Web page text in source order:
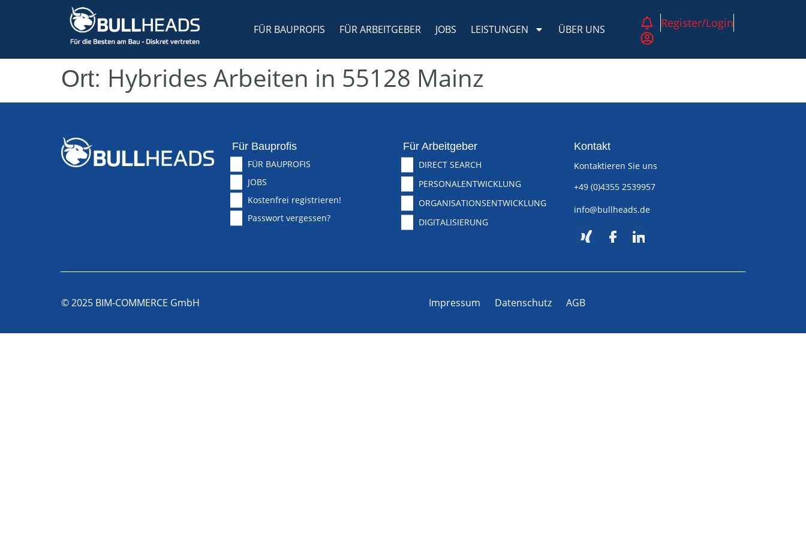
FÜR BAUPROFIS FÜR ARBEITGEBER JOBS LEISTUNGEN ÜBER UNS Register/Login
Ort: Hybrides Arbeiten in 55128 Mainz
Für Bauprofis
FÜR BAUPROFIS
JOBS
Kostenfrei registrieren!
Passwort vergessen?
Für Arbeitgeber
DIRECT SEARCH
PERSONALENTWICKLUNG
ORGANISATIONSENTWICKLUNG
DIGITALISIERUNG
Kontakt
Kontaktieren Sie uns
+49 (0)4355 2539957
info@bullheads.de
© 2025 BIM-COMMERCE GmbH Impressum Datenschutz AGB